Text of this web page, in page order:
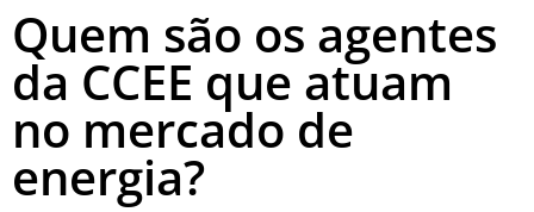
Quem são os agentes
da CCEE que atuam
no mercado de
energia?